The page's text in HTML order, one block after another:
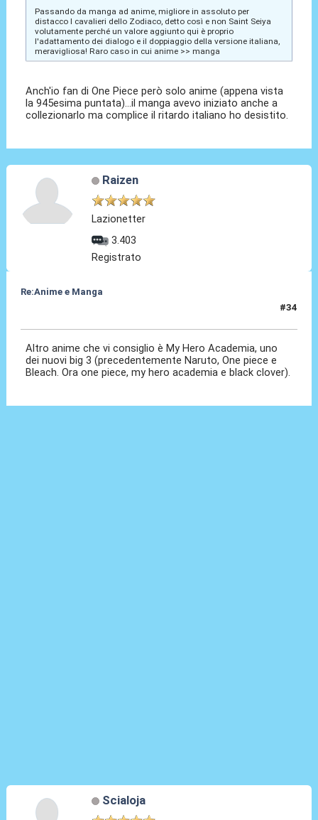
Passando da manga ad anime, migliore in assoluto per
distacco I cavalieri dello Zodiaco, detto così e non Saint Seiya
volutamente perché un valore aggiunto qui è proprio
l'adattamento dei dialogo e il doppiaggio della versione italiana,
meravigliosa! Raro caso in cui anime >> manga
Anch'io fan di One Piece però solo anime (appena vista
la 945esima puntata)...il manga avevo iniziato anche a
collezionarlo ma complice il ritardo italiano ho desistito.
Raizen
Lazionetter
3.403
Registrato
Re:Anime e Manga
#34
Altro anime che vi consiglio è My Hero Academia, uno
dei nuovi big 3 (precedentemente Naruto, One piece e
Bleach. Ora one piece, my hero academia e black clover).
Scialoja